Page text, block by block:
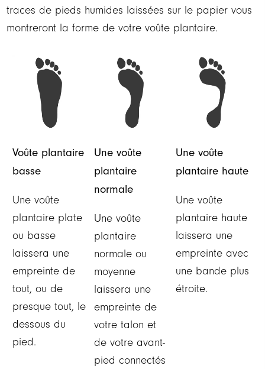
traces de pieds humides laissées sur le papier vous
montreront la forme de votre voûte plantaire.
Voûte plantaire
basse
Une voûte
plantaire plate
ou basse
laissera une
empreinte de
tout, ou de
presque tout, le
dessous du
pied.
Une voûte
plantaire
normale
Une voûte
plantaire
normale ou
moyenne
laissera une
empreinte de
votre talon et
de votre avant-
pied connectés
Une voûte
plantaire haute
Une voûte
plantaire haute
laissera une
empreinte avec
une bande plus
étroite.